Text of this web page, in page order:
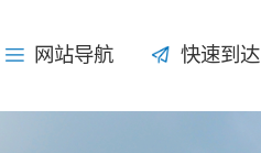
网站导航 快速到达
网站导航 快速到达